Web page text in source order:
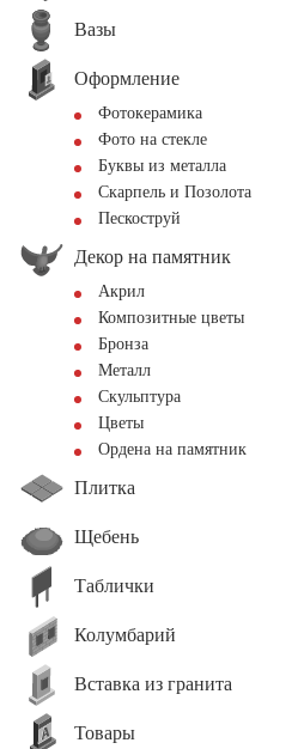
Вазы
Оформление
Фотокерамика
Фото на стекле
Буквы из металла
Скарпель и Позолота
Пескоструй
Декор на памятник
Акрил
Композитные цветы
Бронза
Металл
Скульптура
Цветы
Ордена на памятник
Плитка
Щебень
Таблички
Колумбарий
Вставка из гранита
Товары